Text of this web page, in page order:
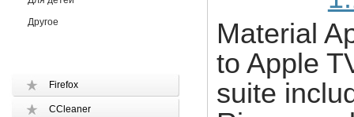
Другое
Firefox
CCleaner
Material
to Apple
suite